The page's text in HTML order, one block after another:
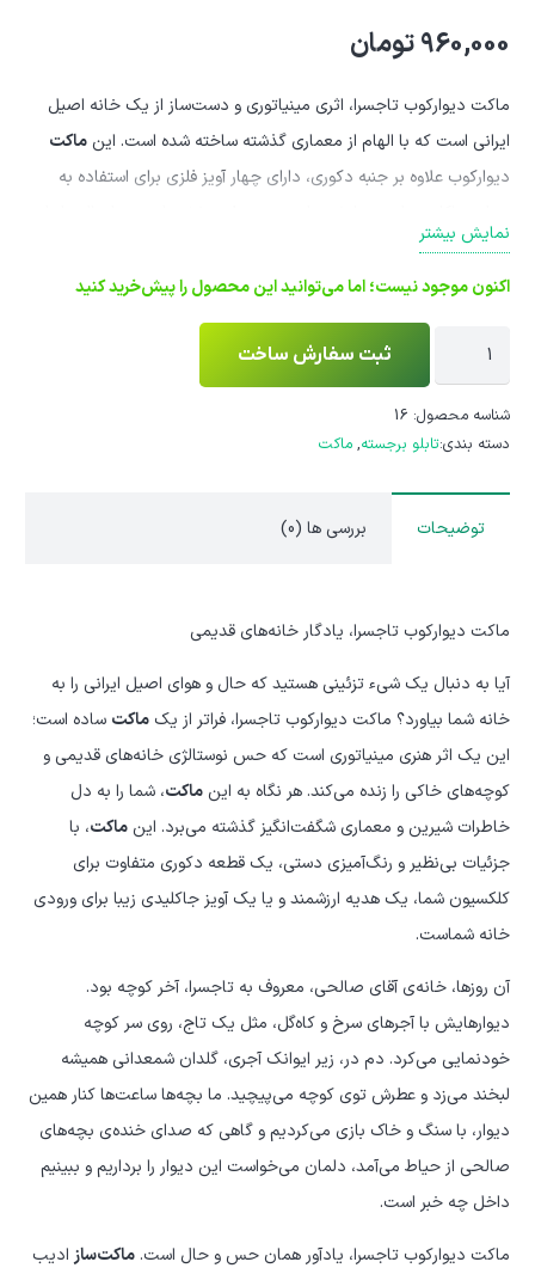
960,000تومان
ماکت دیوارکوب تاجسرا، اثری مینیاتوری و دست‌ساز از یک خانه اصیل
ایرانی است که با الهام از معماری گذشته ساخته شده است. این ماکت
دیوارکوب علاوه بر جنبه دکوری، دارای چهار آویز فلزی برای استفاده به
را به خانه خود هدیه دهید.
نمایش بیشتر
اکنون موجود نیست؛ اما می‌توانید این محصول را پیش‌خرید کنید
ماکت
و
تابلو
برجسته
دیواری
مدل
ثبت سفارش ساخت
شناسه محصول: 16
دسته بندی:تابلو برجسته, ماکت
توضیحات بررسی ها (0)
ماکت دیوارکوب تاجسرا، یادگار خانه‌های قدیمی
آیا به دنبال یک شیء تزئینی هستید که حال و هوای اصیل ایرانی را به
خانه شما بیاورد؟ ماکت دیوارکوب تاجسرا، فراتر از یک ماکت ساده است؛
این یک اثر هنری مینیاتوری است که حس نوستالژی خانه‌های قدیمی و
کوچه‌های خاکی را زنده می‌کند. هر نگاه به این ماکت، شما را به دل
خاطرات شیرین و معماری شگفت‌انگیز گذشته می‌برد. این ماکت، با
جزئیات بی‌نظیر و رنگ‌آمیزی دستی، یک قطعه دکوری متفاوت برای
کلکسیون شما، یک هدیه ارزشمند و یا یک آویز جاکلیدی زیبا برای ورودی
خانه شماست.
آن روزها، خانه‌ی آقای صالحی، معروف به تاجسرا، آخر کوچه بود.
دیوارهایش با آجرهای سرخ و کاه‌گل، مثل یک تاج، روی سر کوچه
خودنمایی می‌کرد. دم در، زیر ایوانک آجری، گلدان شمعدانی همیشه
لبخند می‌زد و عطرش توی کوچه می‌پیچید. ما بچه‌ها ساعت‌ها کنار همین
دیوار، با سنگ و خاک بازی می‌کردیم و گاهی که صدای خنده‌ی بچه‌های
صالحی از حیاط می‌آمد، دلمان می‌خواست این دیوار را برداریم و ببینیم
داخل چه خبر است.
ماکت دیوارکوب تاجسرا، یادآور همان حس و حال است. ماکت‌سازادیب